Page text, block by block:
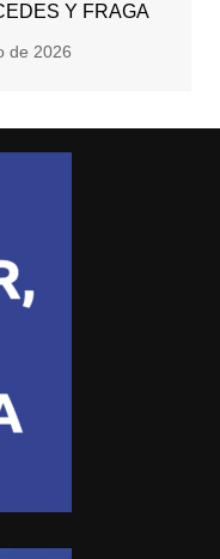
Y FRAGA
de 2026